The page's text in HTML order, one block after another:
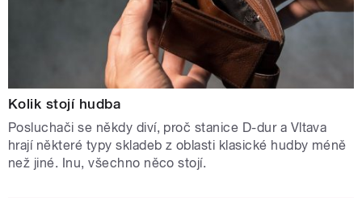
Kolik stojí hudba
Posluchači se někdy diví, proč stanice D-dur a Vltava
hrají některé typy skladeb z oblasti klasické hudby méně
než jiné. Inu, všechno něco stojí.